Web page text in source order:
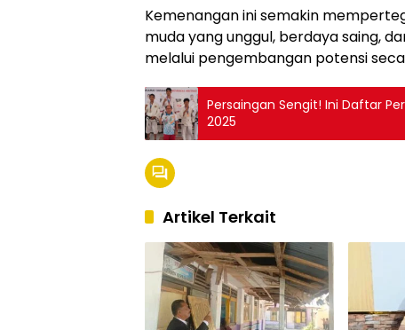
Kemenangan ini semakin
muda yang unggul, berdaya saing,
melalui pengembangan potensi
Persaingan Sengit! Ini Daftar
2025
Artikel Terkait